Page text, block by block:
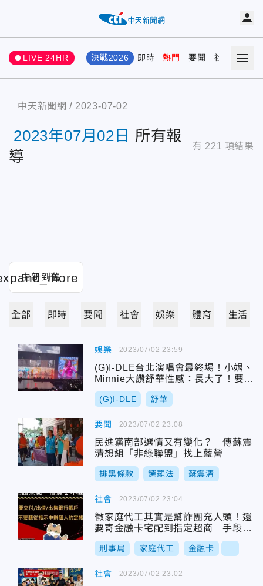
LIVE 24HR 決戰2026 即時 熱門 要聞 社會 娛樂
中天新聞網 2023-07-02
2023年07月02日 所有報
導
有 221 項結果
全部 即時 要聞 社會 娛樂 體育 生活
娛樂
(G)I-DLE台北演唱會最終場！小娟、
Minnie大讚舒華性感：長大了！要叫
姐姐了！
(G)I-DLE 舒華
2023/07/02 23:59
要聞
民進黨南部選情又有變化？ 傳蘇震
清想組「非綠聯盟」找上藍營
排黑條款 選罷法 蘇震清
2023/07/02 23:08
社會
徵家庭代工其實是幫詐團充人頭！還
要寄金融卡宅配到指定超商 手段太
粗糙
刑事局 家庭代工 金融卡
2023/07/02 23:04
社會 2023/07/02 23:02